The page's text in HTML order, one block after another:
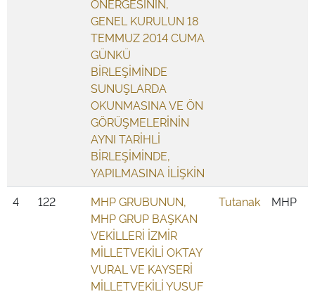
ÖNERGESİNİN,
GENEL KURULUN 18
TEMMUZ 2014 CUMA
GÜNKÜ
BİRLEŞİMİNDE
SUNUŞLARDA
OKUNMASINA VE ÖN
GÖRÜŞMELERİNİN
AYNI TARİHLİ
BİRLEŞİMİNDE,
YAPILMASINA İLİŞKİN
4 122
MHP GRUBUNUN,
MHP GRUP BAŞKAN
VEKİLLERİ İZMİR
MİLLETVEKİLİ OKTAY
VURAL VE KAYSERİ
MİLLETVEKİLİ YUSUF
Tutanak MHP